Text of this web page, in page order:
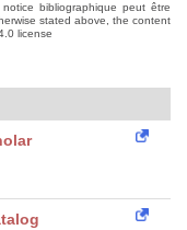
bibliographique peut être
stated above, the content
license